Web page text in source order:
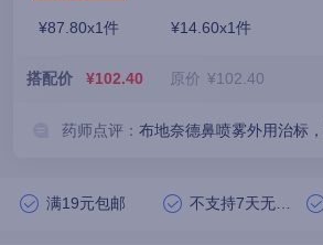
¥87.80x1件 ¥14.60x1件
搭配价 ¥102.40 原价 ¥102.40
药师点评：
满19元包邮